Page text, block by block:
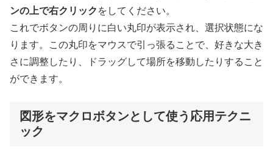
ンの上で右クリック をしてください。
これでボタンの周りに白い丸印が表示され、選択状態にな
ります。この丸印をマウスで引っ張ることで、好きな大き
さに調整したり、ドラッグして場所を移動したりすること
ができます。
図形をマクロボタンとして使う応用テクニ
ック